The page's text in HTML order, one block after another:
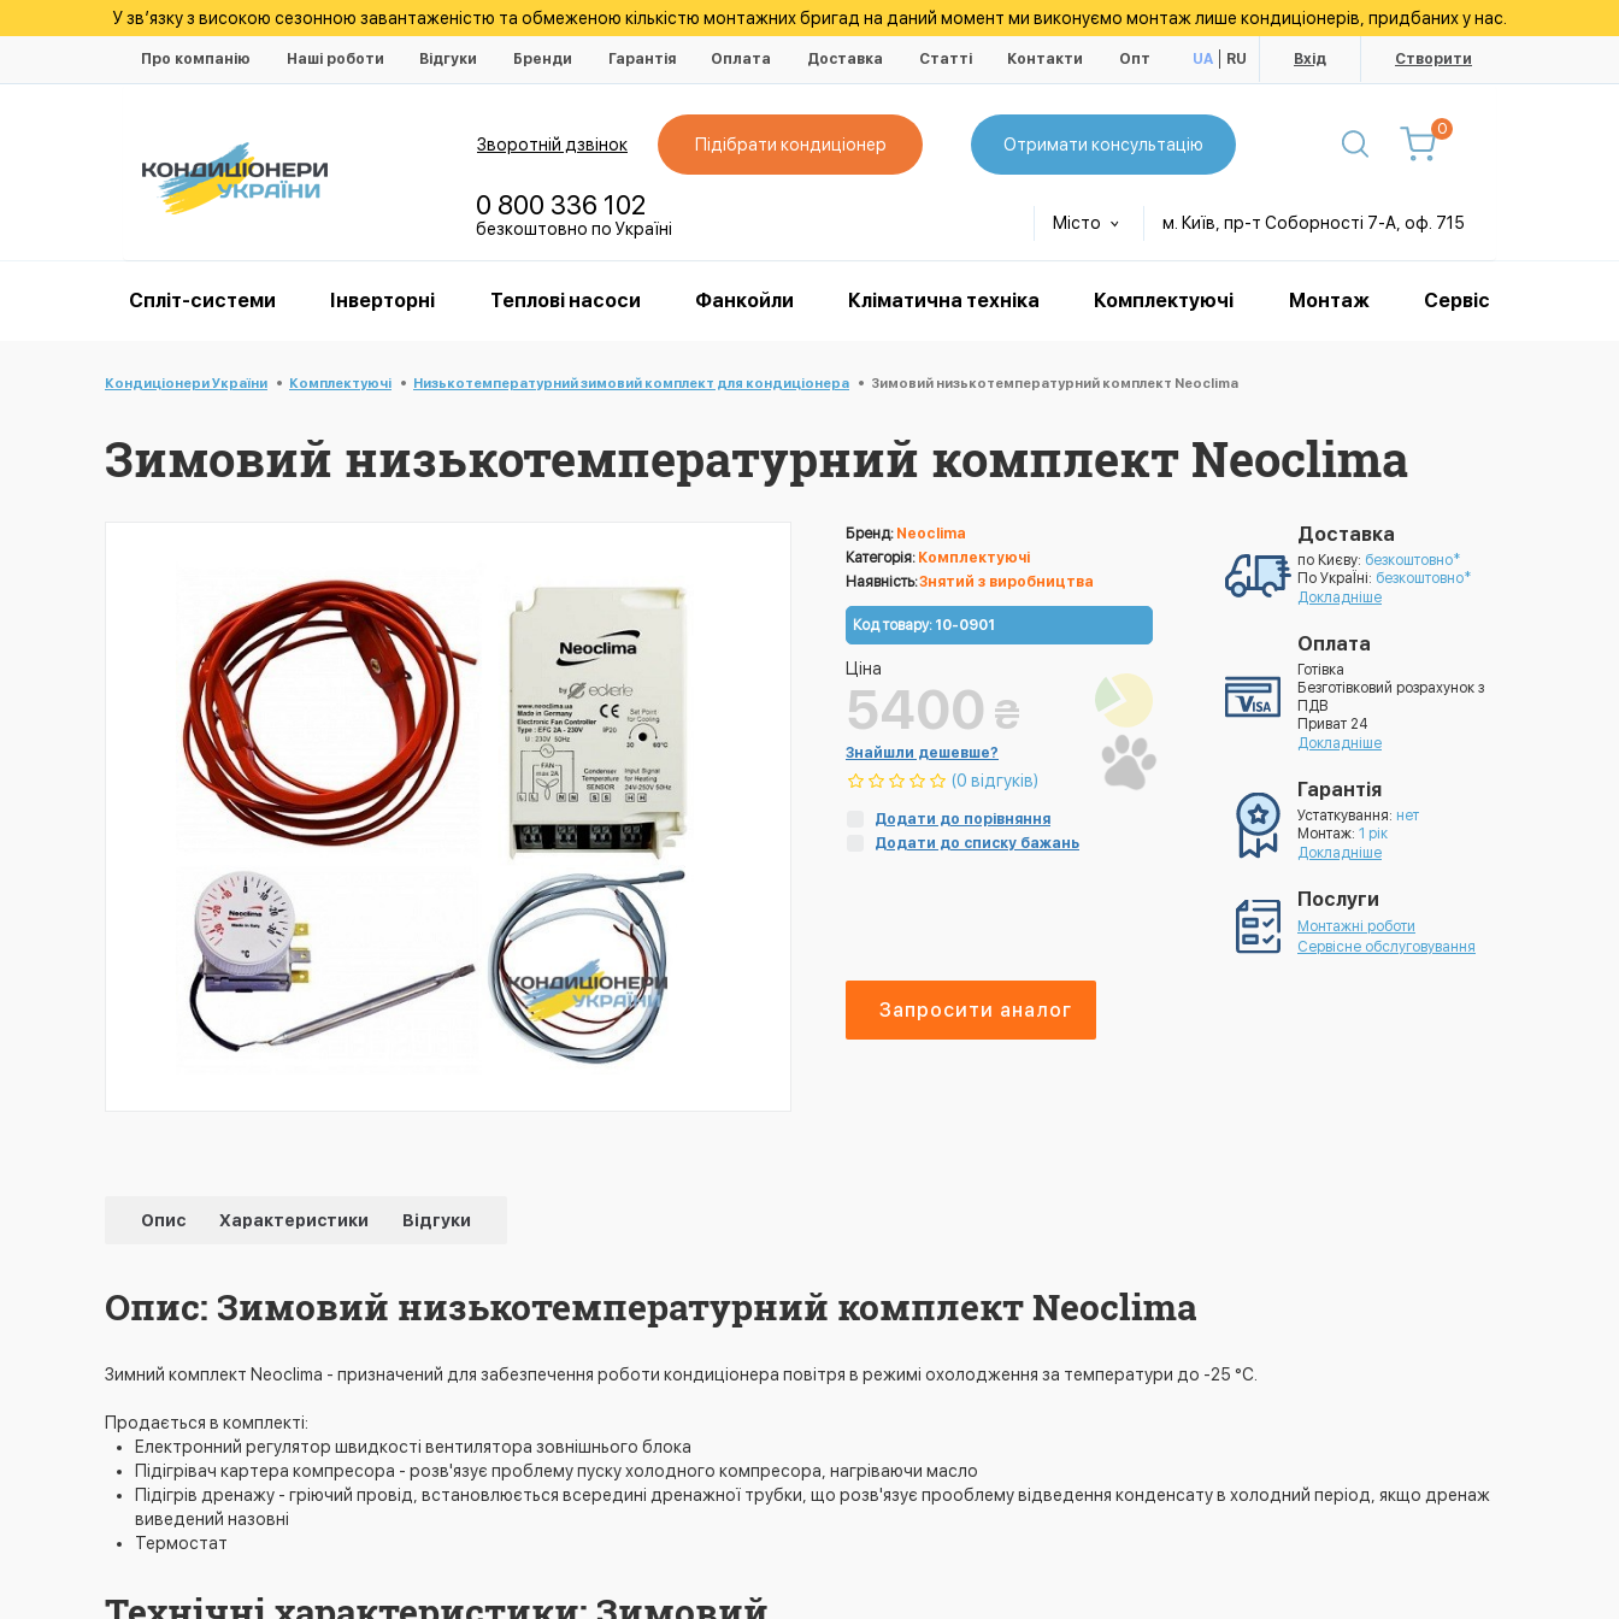
У зв’язку з високою сезонною завантаженістю та обмеженою кількістю монтажних бригад на даний момент ми виконуємо монтаж лише кондиціонерів, придбаних у нас.
Про компанію Наші роботи Відгуки Бренди Гарантія Оплата Доставка Статті Контакти Опт UA RU Вхід Створити
Зворотній дзвінок Підібрати кондиціонер Отримати консультацію
0
0 800 336 102
безкоштовно по Україні Місто м. Київ, пр-т Соборності 7-А, оф. 715
Спліт-системи Інверторні Теплові насоси Фанкойли Кліматична техніка Комплектуючі Монтаж Сервіс
Кондиціонери України Комплектуючі Низькотемпературний зимовий комплект для кондиціонера Зимовий низькотемпературний комплект Neoclima
Зимовий низькотемпературний комплект Neoclima
Бренд: Neoclima
Категорія: Комплектуючі
Наявність:Знятий з виробництва
Код товару: 10-0901
Ціна
5400 ₴
Знайшли дешевше?
(0 відгуків)
Додати до порівняння
Додати до списку бажань
Доставка
по Києву: безкоштовно*
По УкраЇні: безкоштовно*
Докладніше
Оплата
Готівка
Безготівковий розрахунок з
ПДВ
Приват 24
Докладніше
Гарантія
Устаткування: нет
Монтаж: 1 рік
Докладніше
Послуги
Монтажні роботи
Сервісне обслуговування
Запросити аналог
Опис Характеристики Відгуки
Опис: Зимовий низькотемпературний комплект Neoclima
Зимний комплект Neoclima - призначений для забезпечення роботи кондиціонера повітря в режимі охолодження за температури до -25 °C.
Продається в комплекті:
Електронний регулятор швидкості вентилятора зовнішнього блока
Підігрівач картера компресора - розв'язує проблему пуску холодного компресора, нагріваючи масло
Підігрів дренажу - гріючий провід, встановлюється всередині дренажної трубки, що розв'язує прооблему відведення конденсату в холодний період, якщо дренаж
виведений назовні
Термостат